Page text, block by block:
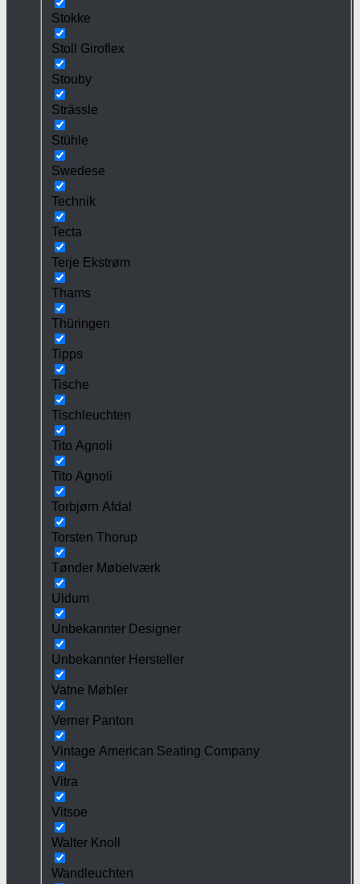
Stokke
Stoll Giroflex
Stouby
Strässle
Stühle
Swedese
Technik
Tecta
Terje Ekstrøm
Thams
Thüringen
Tipps
Tische
Tischleuchten
Tito Agnoli
Tito Agnoli
Torbjørn Afdal
Torsten Thorup
Tønder Møbelværk
Uldum
Unbekannter Designer
Unbekannter Hersteller
Vatne Møbler
Verner Panton
Vintage American Seating Company
Vitra
Vitsoe
Walter Knoll
Wandleuchten